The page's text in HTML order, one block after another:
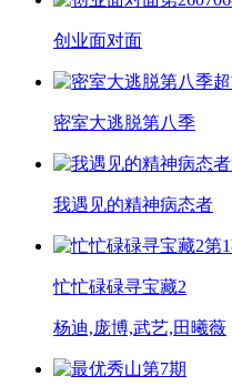
创业面对面
密室大逃脱第八季
我遇见的精神病态者
第
忙忙碌碌寻宝藏2
杨迪,庞博,武艺,田曦薇
第7期